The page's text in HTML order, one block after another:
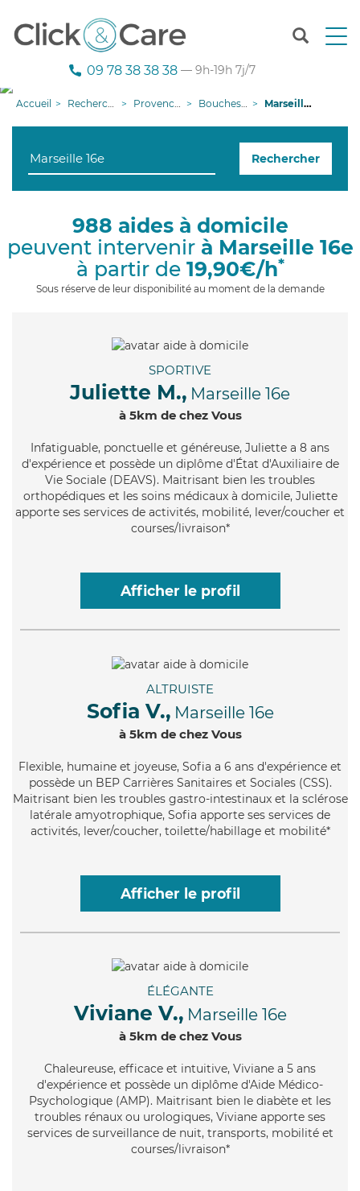
T
n
g
i
09 78 38 38 38 — 9h-19h 7j/7
Accueil Recherche aide à domicile Provence-Alpes-Côte d'Azur Bouches-du-Rhône Marseille 16e
Rechercher
988 aides à domicile
peuvent intervenir à Marseille 16e
à partir de 19,90€/h*
Sous réserve de leur disponibilité au moment de la demande
SPORTIVE
Juliette M., Marseille 16e
à 5km de chez Vous
Infatiguable, ponctuelle et généreuse, Juliette a 8 ans
d'expérience et possède un diplôme d'État d'Auxiliaire de
Vie Sociale (DEAVS). Maitrisant bien les troubles
orthopédiques et les soins médicaux à domicile, Juliette
apporte ses services de activités, mobilité, lever/coucher et
courses/livraison*
Afficher le profil
ALTRUISTE
Sofia V., Marseille 16e
à 5km de chez Vous
Flexible, humaine et joyeuse, Sofia a 6 ans d'expérience et
possède un BEP Carrières Sanitaires et Sociales (CSS).
Maitrisant bien les troubles gastro-intestinaux et la sclérose
latérale amyotrophique, Sofia apporte ses services de
activités, lever/coucher, toilette/habillage et mobilité*
Afficher le profil
ÉLÉGANTE
Viviane V., Marseille 16e
à 5km de chez Vous
Chaleureuse, efficace et intuitive, Viviane a 5 ans
d'expérience et possède un diplôme d'Aide Médico-
Psychologique (AMP). Maitrisant bien le diabète et les
troubles rénaux ou urologiques, Viviane apporte ses
services de surveillance de nuit, transports, mobilité et
courses/livraison*